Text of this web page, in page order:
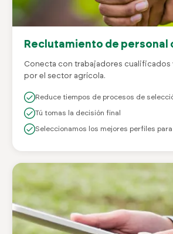
Reclutamiento de personal
Conecta con trabajadores cualificados
por el sector agrícola.
Reduce tiempos de procesos de
Tú tomas la decisión final
Seleccionamos los mejores perfiles